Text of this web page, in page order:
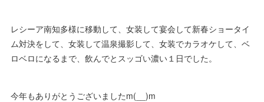
レシーア南知多様に移動して、女装して宴会して新春ショータイ
ム対決をして、女装して温泉撮影して、女装でカラオケして、ベ
ロベロになるまで、飲んでとスッゴい濃い１日でした。
今年もありがとうございましたm(__)m